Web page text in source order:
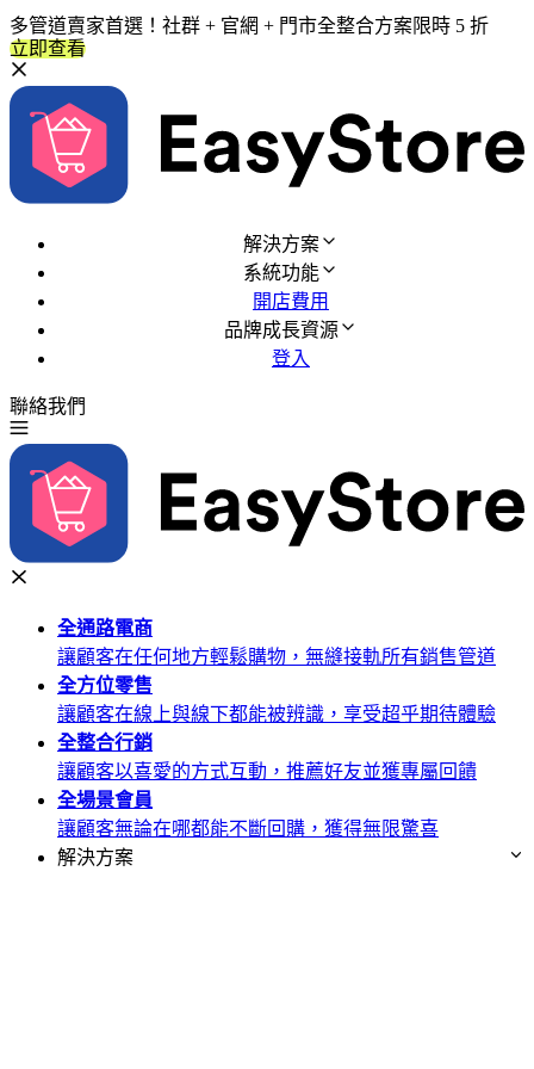
多管道賣家首選！社群 + 官網 + 門市全整合方案限時 5 折
立即查看
解決方案
系統功能
開店費用
品牌成長資源
登入
聯絡我們
全通路電商
讓顧客在任何地方輕鬆購物，無縫接軌所有銷售管道
全方位零售
讓顧客在線上與線下都能被辨識，享受超乎期待體驗
全整合行銷
讓顧客以喜愛的方式互動，推薦好友並獲專屬回饋
全場景會員
讓顧客無論在哪都能不斷回購，獲得無限驚喜
解決方案